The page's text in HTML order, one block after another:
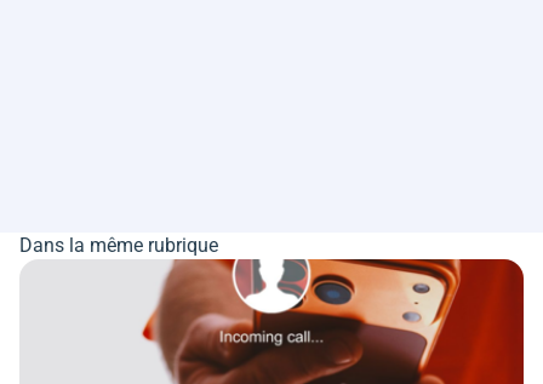
Dans la même rubrique